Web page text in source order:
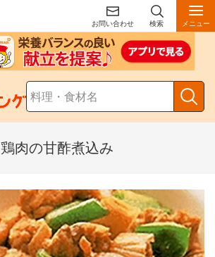
お問い合わせ 検索 メニュー
鶏肉の甘酢煮込み